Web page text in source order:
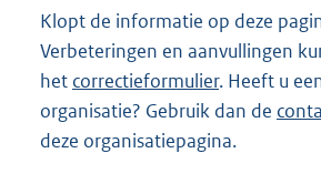
:
Klopt de informatie op deze
Verbeteringen en aanvullingen
het correctieformulier. Heeft u
organisatie? Gebruik dan de
deze organisatiepagina.